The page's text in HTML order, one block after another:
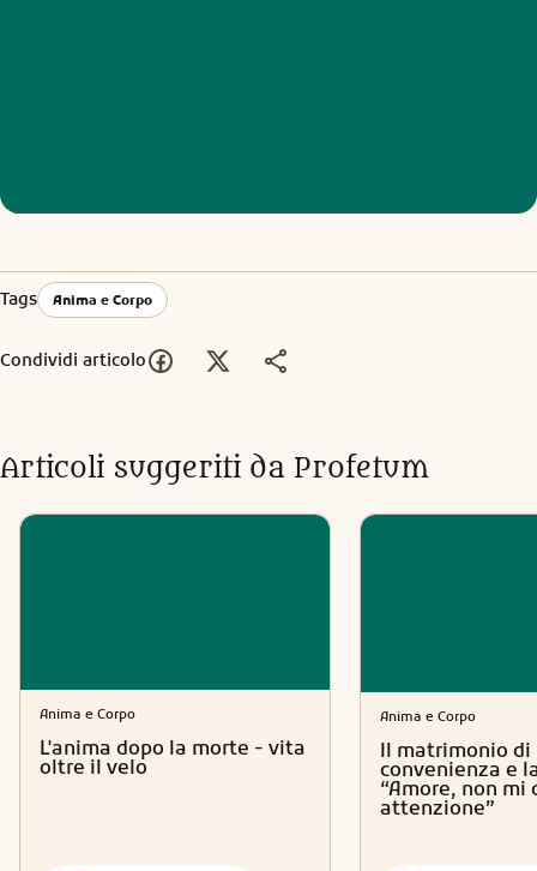
Tags Anima e Corpo
Condividi articolo
Articoli suggeriti da Profetum
Anima e Corpo
L'anima dopo la morte - vita
oltre il velo
Anima e Corpo
Il matrimonio di
convenienza e
“Amore, non mi
attenzione”